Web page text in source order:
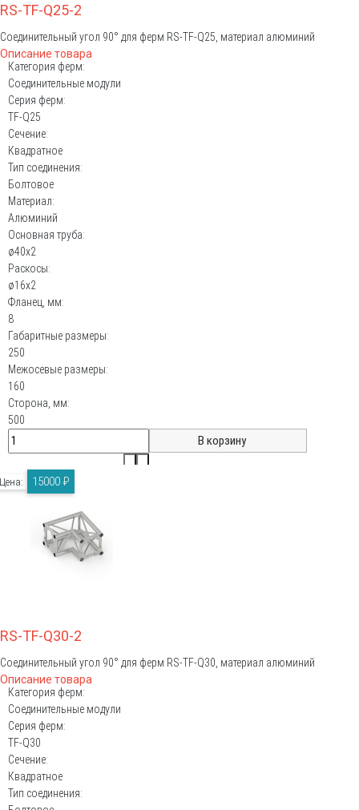
RS-TF-Q25-2
Соединительный угол 90° для ферм RS-TF-Q25, материал алюминий
Описание товара
Категория ферм:
Соединительные модули
Серия ферм:
TF-Q25
Сечение:
Квадратное
Тип соединения:
Болтовое
Материал:
Алюминий
Основная труба:
ø40х2
Раскосы:
ø16х2
Фланец, мм:
8
Габаритные размеры:
250
Межосевые размеры:
160
Сторона, мм:
500
RS-TF-Q30-2
Соединительный угол 90° для ферм RS-TF-Q30, материал алюминий
Описание товара
Цена: 15000 ₽
Категория ферм:
Соединительные модули
Серия ферм:
TF-Q30
Сечение:
Квадратное
Тип соединения: